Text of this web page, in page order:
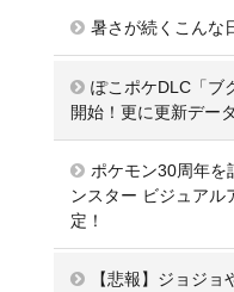
暑さが続くこんな
ぽこポケDLC「ブ
開始！更に更新デー
ポケモン30周年を
ンスター ビジュアル
定！
【悲報】ジョジ